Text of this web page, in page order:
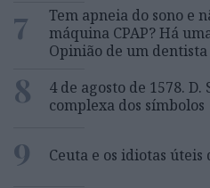
7
Tem apneia do sono e
máquina CPAP? Há
Opinião de um dentista
8
4 de agosto de 1578.
complexa dos símbolos
9 Ceuta e os idiotas